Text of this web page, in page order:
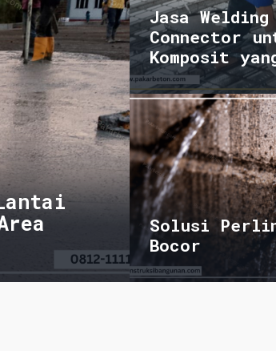
Jasa Welding
Connector
Komposit
Solusi
Bocor